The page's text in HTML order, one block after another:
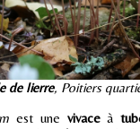
de lierre, Poitiers
est une vivaceà